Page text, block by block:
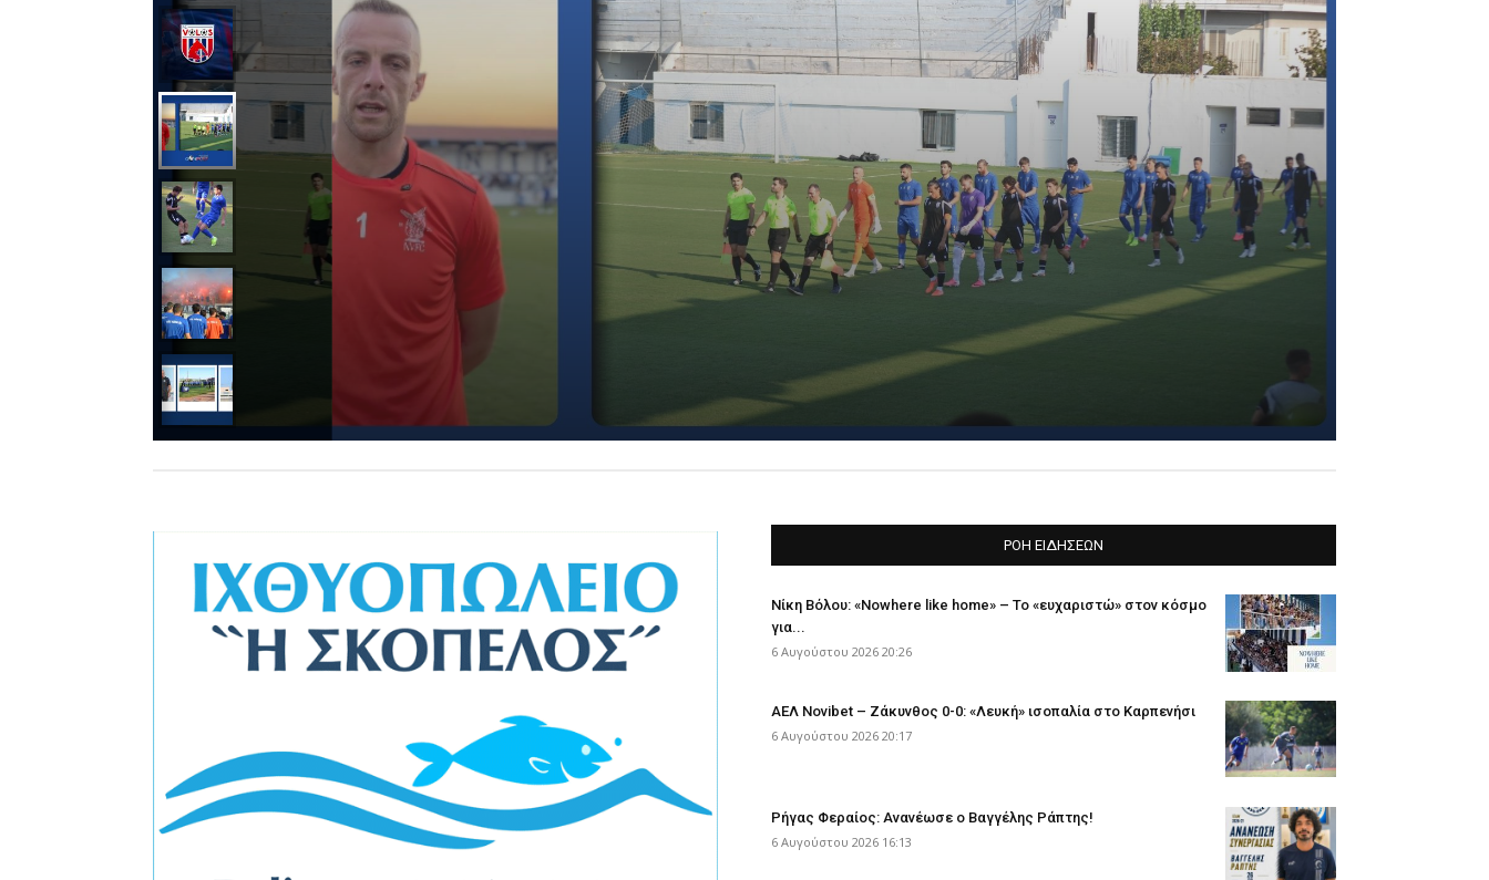
Γκαραβέλης: "Θετική η εικόνα μας - Έτοιμοι
με Πανιώνιο"
ΡΟΗ ΕΙΔΗΣΕΩΝ
Νίκη Βόλου: «Nowhere like home» – Το «ευχαριστώ» στον κόσμο
για...
6 Αυγούστου 2026 20:26
ΑΕΛ Novibet – Ζάκυνθος 0-0: «Λευκή» ισοπαλία στο Καρπενήσι
6 Αυγούστου 2026 20:17
Ρήγας Φεραίος: Ανανέωσε ο Βαγγέλης Ράπτης!
6 Αυγούστου 2026 16:13